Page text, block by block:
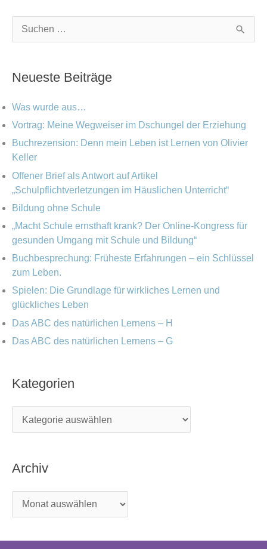
e
n
n
a
c
Neueste Beiträge
Was wurde aus…
Vortrag: Meine Wegweiser im Dschungel der Erziehung
Buchrezension: Denn mein Leben ist Lernen von Olivier
Keller
Offener Brief als Antwort auf Artikel
„Schulpflichtverletzungen im Häuslichen Unterricht“
Bildung ohne Schule
„Macht Schule ernsthaft krank? Der Online-Kongress für
gesunden Umgang mit Schule und Bildung“
Buchbesprechung: Früheste Erfahrungen – ein Schlüssel
zum Leben.
Spielen: Die Grundlage für wirkliches Lernen und
glückliches Leben
Das ABC des natürlichen Lernens – H
Das ABC des natürlichen Lernens – G
Kategorien
a
e
i
e
n
Archiv
r
h